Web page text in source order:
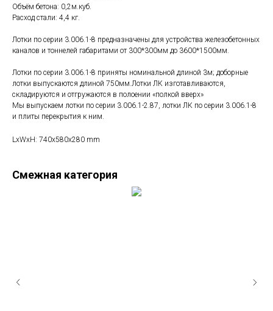
Объём бетона: 0,2м.куб.
Расход стали: 4,4 кг.
Лотки по серии 3.006.1-8 предназначены для устройства железобетонных
каналов и тоннелей габаритами от 300*300мм до 3600*1500мм.
Лотки по серии 3.006.1-8 приняты номинальной длиной 3м; доборные
лотки выпускаются длиной 750мм.Лотки ЛК изготавливаются,
складируются и отгружаются в полоении «полкой вверх»
Мы выпускаем лотки по серии 3.006.1-2.87, лотки ЛК по серии 3.006.1-8
и плиты перекрытия к ним.
LxWxH: 740x580x280 mm
Смежная категория